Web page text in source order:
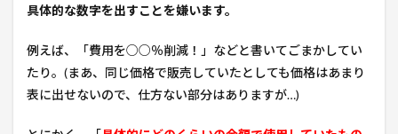
具体的な数字を出すことを嫌います。
例えば、「費用を○○％削減！」などと書いてごまかしてい
たり。(まあ、同じ価格で販売していたとしても価格はあまり
表に出せないので、仕方ない部分はありますが…)